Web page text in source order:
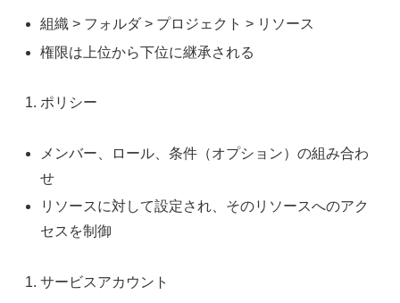
組織 > フォルダ > プロジェクト > リソース
権限は上位から下位に継承される
ポリシー
メンバー、ロール、条件（オプション）の組み合わ
せ
リソースに対して設定され、そのリソースへのアク
セスを制御
サービスアカウント